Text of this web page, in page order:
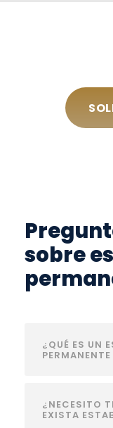
sobre
¿QUÉ ES UN
¿NECESITO
EXISTA